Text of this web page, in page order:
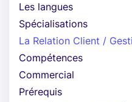
Les langues
Spécialisations
La Relation Client /
Compétences
Commercial
Prérequis